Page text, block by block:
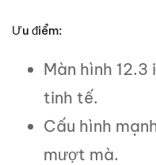
Ưu điểm:
Màn hình
tinh tế.
Cấu hình
mượt mà.